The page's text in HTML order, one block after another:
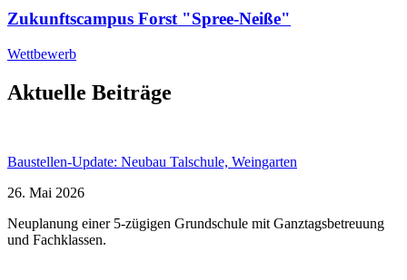
Zukunftscampus Forst "Spree-Neiße"
Wettbewerb
Aktuelle Beiträge
Baustellen-Update: Neubau Talschule, Weingarten
26. Mai 2026
Neuplanung einer 5-zügigen Grundschule mit Ganztagsbetreuung
und Fachklassen.